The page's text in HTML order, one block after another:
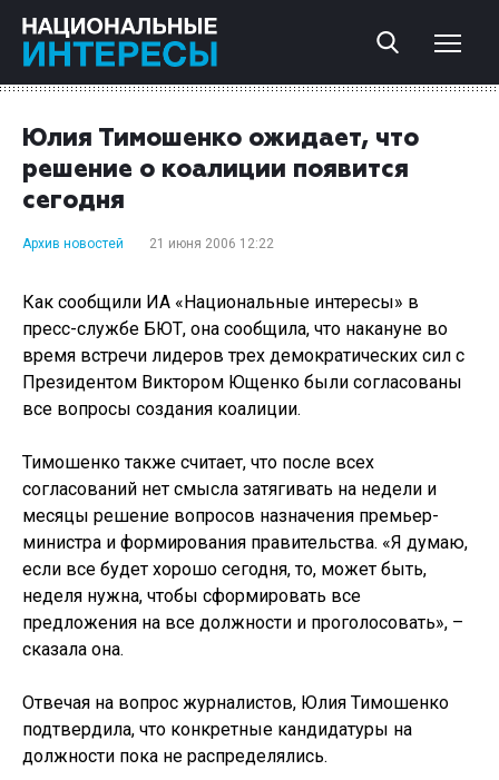
Юлия Тимошенко ожидает, что
решение о коалиции появится
сегодня
Архив новостей 21 июня 2006 12:22
Как сообщили ИА «Национальные интересы» в
пресс-службе БЮТ, она сообщила, что накануне во
время встречи лидеров трех демократических сил с
Президентом Виктором Ющенко были согласованы
все вопросы создания коалиции.
Тимошенко также считает, что после всех
согласований нет смысла затягивать на недели и
месяцы решение вопросов назначения премьер-
министра и формирования правительства. «Я думаю,
если все будет хорошо сегодня, то, может быть,
неделя нужна, чтобы сформировать все
предложения на все должности и проголосовать», –
сказала она.
Отвечая на вопрос журналистов, Юлия Тимошенко
подтвердила, что конкретные кандидатуры на
должности пока не распределялись.